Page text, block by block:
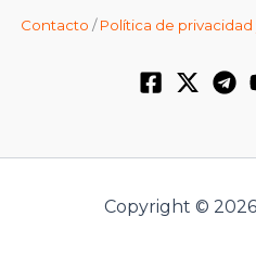
Contacto /Política de
Copyright ©